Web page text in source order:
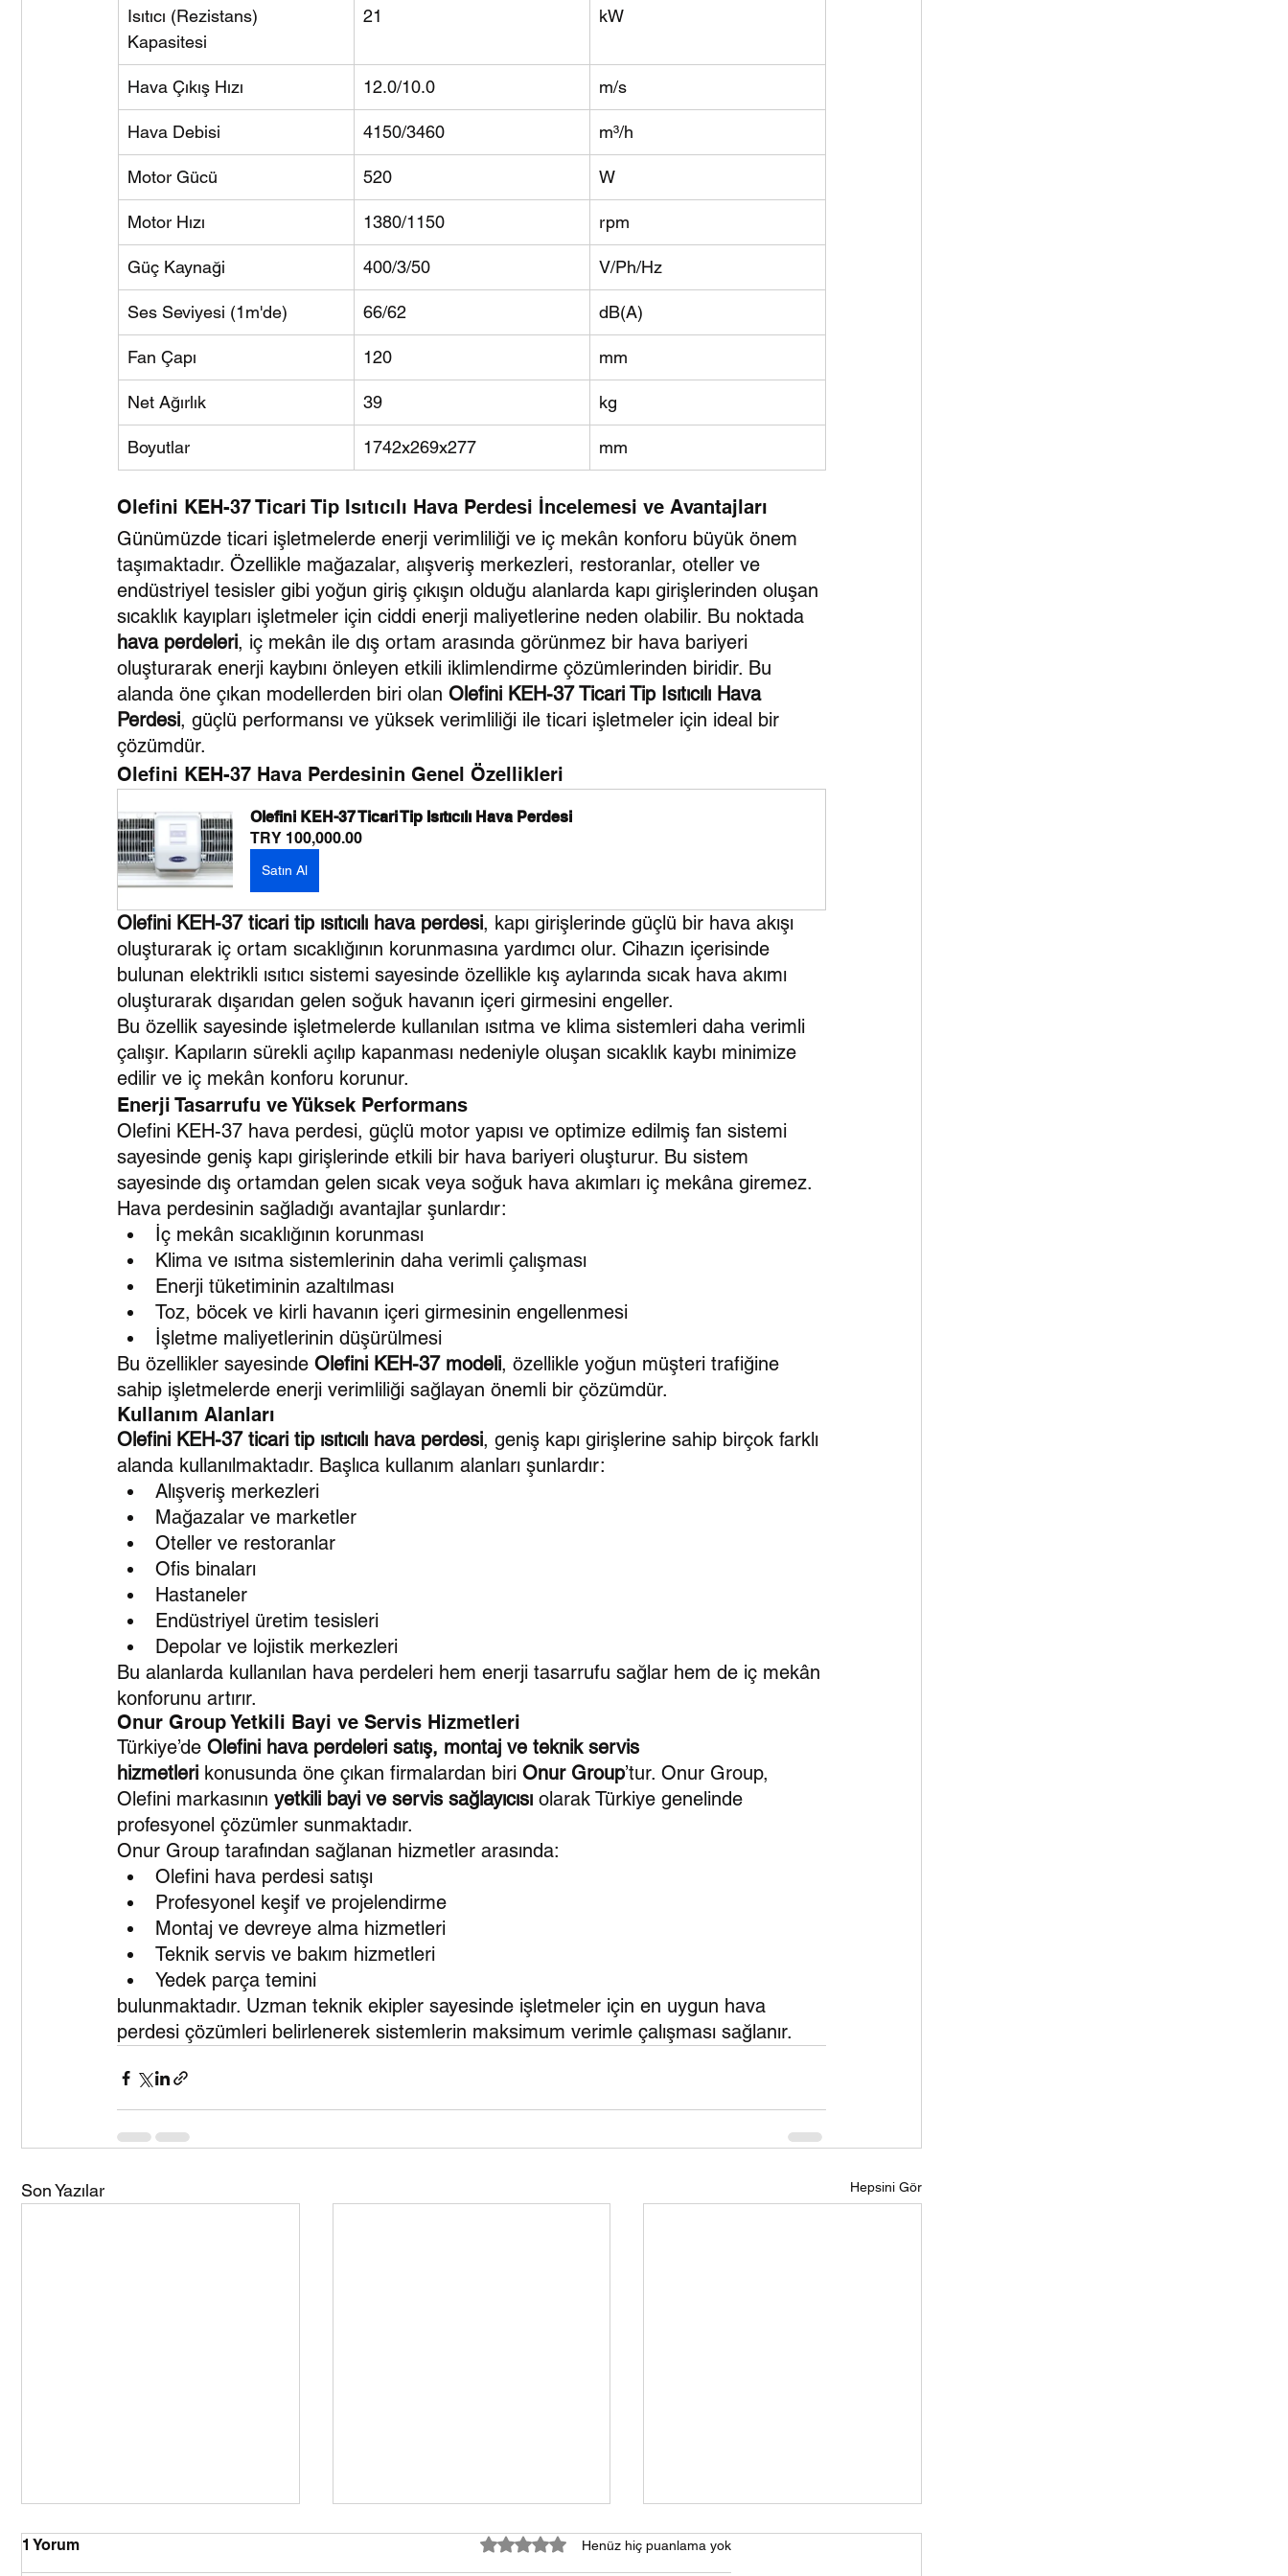
Isıtıcı (Rezistans)
Kapasitesi
21 kW
Hava Çıkış Hızı 12.0/10.0 m/s
Hava Debisi 4150/3460 m³/h
Motor Gücü 520 W
Motor Hızı 1380/1150 rpm
Güç Kaynaği 400/3/50 V/Ph/Hz
Ses Seviyesi (1m'de) 66/62 dB(A)
Fan Çapı 120 mm
Net Ağırlık 39 kg
Boyutlar 1742x269x277 mm
Olefini KEH-37 Ticari Tip Isıtıcılı Hava Perdesi İncelemesi ve Avantajları
Günümüzde ticari işletmelerde enerji verimliliği ve iç mekân konforu büyük önem
taşımaktadır. Özellikle mağazalar, alışveriş merkezleri, restoranlar, oteller ve
endüstriyel tesisler gibi yoğun giriş çıkışın olduğu alanlarda kapı girişlerinden oluşan
sıcaklık kayıpları işletmeler için ciddi enerji maliyetlerine neden olabilir. Bu noktada
hava perdeleri, iç mekân ile dış ortam arasında görünmez bir hava bariyeri
oluşturarak enerji kaybını önleyen etkili iklimlendirme çözümlerinden biridir. Bu
alanda öne çıkan modellerden biri olan Olefini KEH-37 Ticari Tip Isıtıcılı Hava
Perdesi, güçlü performansı ve yüksek verimliliği ile ticari işletmeler için ideal bir
çözümdür.
Olefini KEH-37 Hava Perdesinin Genel Özellikleri
Olefini KEH-37 Ticari Tip Isıtıcılı Hava Perdesi
TRY 100,000.00
Satın Al
Olefini KEH-37 ticari tip ısıtıcılı hava perdesi, kapı girişlerinde güçlü bir hava akışı
oluşturarak iç ortam sıcaklığının korunmasına yardımcı olur. Cihazın içerisinde
bulunan elektrikli ısıtıcı sistemi sayesinde özellikle kış aylarında sıcak hava akımı
oluşturarak dışarıdan gelen soğuk havanın içeri girmesini engeller.
Bu özellik sayesinde işletmelerde kullanılan ısıtma ve klima sistemleri daha verimli
çalışır. Kapıların sürekli açılıp kapanması nedeniyle oluşan sıcaklık kaybı minimize
edilir ve iç mekân konforu korunur.
Enerji Tasarrufu ve Yüksek Performans
Olefini KEH-37 hava perdesi, güçlü motor yapısı ve optimize edilmiş fan sistemi
sayesinde geniş kapı girişlerinde etkili bir hava bariyeri oluşturur. Bu sistem
sayesinde dış ortamdan gelen sıcak veya soğuk hava akımları iç mekâna giremez.
Hava perdesinin sağladığı avantajlar şunlardır:
İç mekân sıcaklığının korunması
Klima ve ısıtma sistemlerinin daha verimli çalışması
Enerji tüketiminin azaltılması
Toz, böcek ve kirli havanın içeri girmesinin engellenmesi
İşletme maliyetlerinin düşürülmesi
Bu özellikler sayesinde Olefini KEH-37 modeli, özellikle yoğun müşteri trafiğine
sahip işletmelerde enerji verimliliği sağlayan önemli bir çözümdür.
Kullanım Alanları
Olefini KEH-37 ticari tip ısıtıcılı hava perdesi, geniş kapı girişlerine sahip birçok farklı
alanda kullanılmaktadır. Başlıca kullanım alanları şunlardır:
Alışveriş merkezleri
Mağazalar ve marketler
Oteller ve restoranlar
Ofis binaları
Hastaneler
Endüstriyel üretim tesisleri
Depolar ve lojistik merkezleri
Bu alanlarda kullanılan hava perdeleri hem enerji tasarrufu sağlar hem de iç mekân
konforunu artırır.
Onur Group Yetkili Bayi ve Servis Hizmetleri
Türkiye’de Olefini hava perdeleri satış, montaj ve teknik servis
hizmetleri konusunda öne çıkan firmalardan biri Onur Group’tur. Onur Group,
Olefini markasının yetkili bayi ve servis sağlayıcısı olarak Türkiye genelinde
profesyonel çözümler sunmaktadır.
Onur Group tarafından sağlanan hizmetler arasında:
Olefini hava perdesi satışı
Profesyonel keşif ve projelendirme
Montaj ve devreye alma hizmetleri
Teknik servis ve bakım hizmetleri
Yedek parça temini
bulunmaktadır. Uzman teknik ekipler sayesinde işletmeler için en uygun hava
perdesi çözümleri belirlenerek sistemlerin maksimum verimle çalışması sağlanır.
Son Yazılar Hepsini Gör
1 Yorum 5 üzerinden 0 yıldızHenüz hiç puanlama yok